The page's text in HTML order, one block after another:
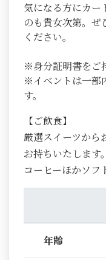
気になる方にカー
のも貴女次第。ぜ
ください。
※身分証明書をご
※イベントは一部
す。
【ご飲食】
厳選スイーツから
お持ちいたします。
コーヒーほかソフ
年齢